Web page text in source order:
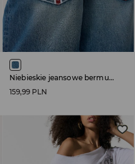
Niebieskie jeansowe bermudy z motywem flagi UK na kieszeniach
159,99 PLN